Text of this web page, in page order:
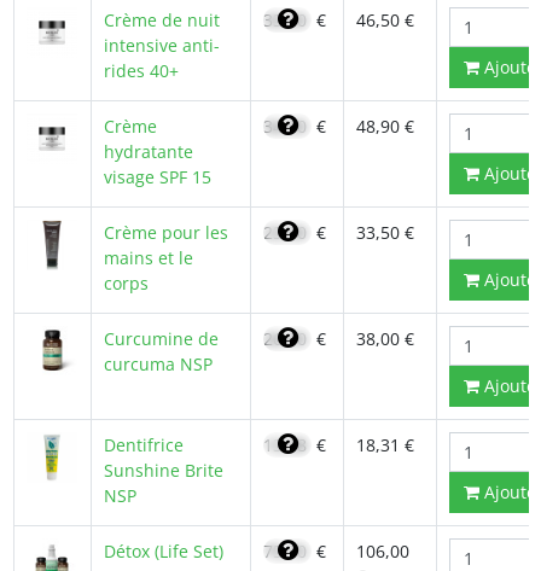
Crème de nuit
intensive anti-
rides 40+
33,00 € 46,50 €
Crème
hydratante
visage SPF 15
34,00 € 48,90 €
Crème pour les
mains et le
corps
23,90 € 33,50 €
Curcumine de
curcuma NSP
26,90 € 38,00 €
Dentifrice
Sunshine Brite
NSP
13,08 € 18,31 €
Détox (Life Set) 75,70 €
106,00